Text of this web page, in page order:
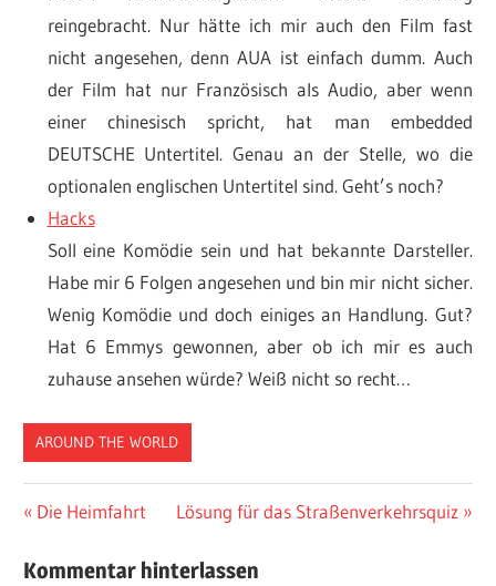
reingebracht. Nur hätte ich mir auch den Film fast
nicht angesehen, denn AUA ist einfach dumm. Auch
der Film hat nur Französisch als Audio, aber wenn
einer chinesisch spricht, hat man embedded
DEUTSCHE Untertitel. Genau an der Stelle, wo die
optionalen englischen Untertitel sind. Geht’s noch?
Hacks
Soll eine Komödie sein und hat bekannte Darsteller.
Habe mir 6 Folgen angesehen und bin mir nicht sicher.
Wenig Komödie und doch einiges an Handlung. Gut?
Hat 6 Emmys gewonnen, aber ob ich mir es auch
zuhause ansehen würde? Weiß nicht so recht…
AROUND THE WORLD
Beitragsnavigation
Vorheriger
Die Heimfahrt
Nächster
Lösung für das Straßenverkehrsquiz
Kommentar hinterlassen